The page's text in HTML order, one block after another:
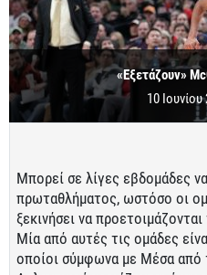
«Εξετάζουν»
10
Μπορεί σε λίγες εβδομάδες
πρωταθλήματος, ωστόσο οι
ξεκινήσει να
Μία από αυτές τις ομάδες
οποίοι σύμφωνα με Μέσα από